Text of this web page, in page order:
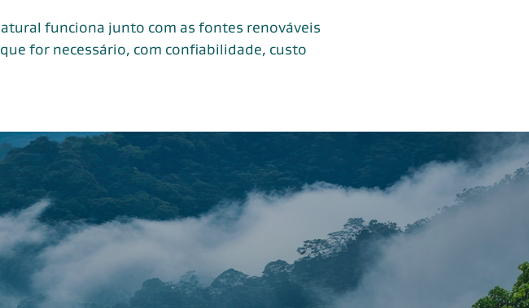
funciona junto com as fontes renováveis
for necessário, com confiabilidade, custo